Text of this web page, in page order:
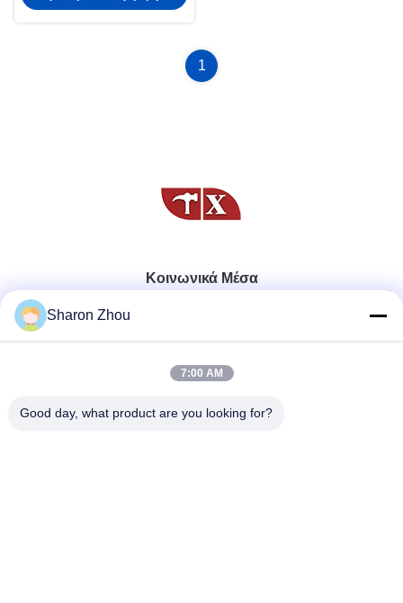
1
Κοινωνικά Μέσα
86--18025433062
Sharon Zhou
7:00 AM
Good day, what product are you looking for?